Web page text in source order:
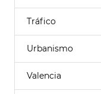
Tráfico
Urbanismo
Valencia